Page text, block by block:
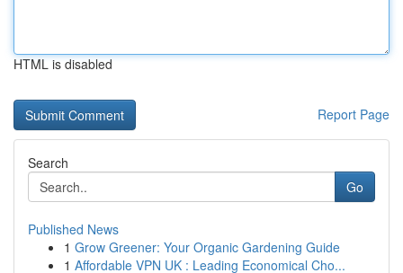
HTML is disabled
Report Page
Search
Go
Published News
1 Grow Greener: Your Organic Gardening Guide
1 Affordable VPN UK : Leading Economical Cho...